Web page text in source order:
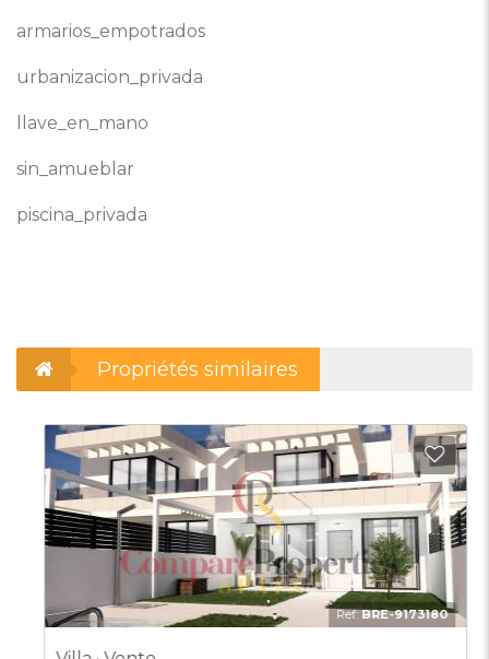
armarios_empotrados
urbanizacion_privada
llave_en_mano
sin_amueblar
piscina_privada
Propriétés similaires
aux Favoris
Ref:BRE-9173180